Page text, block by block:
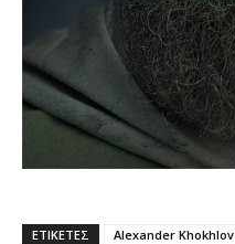
ΕΤΙΚΕΤΕΣ Alexander Khokhlov